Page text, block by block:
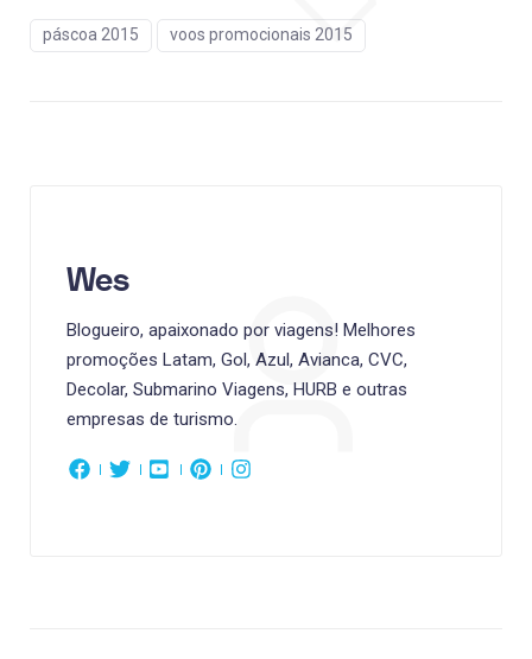
páscoa 2015 voos promocionais 2015
Wes
Blogueiro, apaixonado por viagens! Melhores
promoções Latam, Gol, Azul, Avianca, CVC,
Decolar, Submarino Viagens, HURB e outras
empresas de turismo.